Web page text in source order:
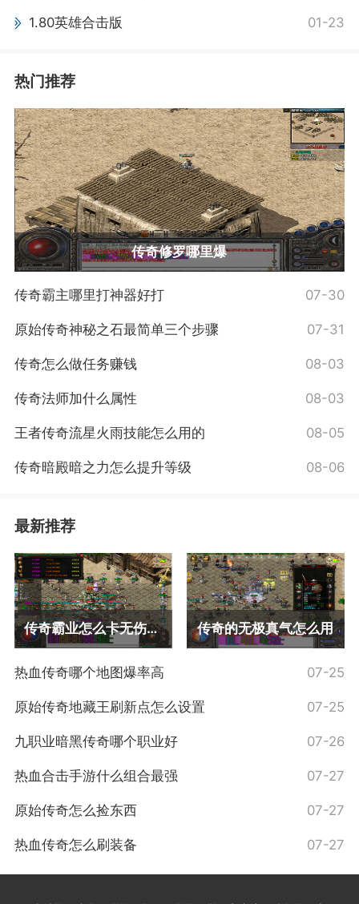
1.80英雄合击版 01-23
热门推荐
传奇修罗哪里爆
传奇霸主哪里打神器好打 07-30
原始传奇神秘之石最简单三个步骤 07-31
传奇怎么做任务赚钱 08-03
传奇法师加什么属性 08-03
王者传奇流星火雨技能怎么用的 08-05
传奇暗殿暗之力怎么提升等级 08-06
最新推荐
传奇霸业怎么卡无伤攻略 传奇的无极真气怎么用
热血传奇哪个地图爆率高 07-25
原始传奇地藏王刷新点怎么设置 07-25
九职业暗黑传奇哪个职业好 07-26
热血合击手游什么组合最强 07-27
原始传奇怎么捡东西 07-27
热血传奇怎么刷装备 07-27